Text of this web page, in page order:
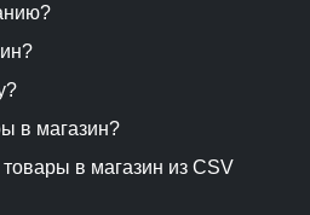
в магазин?
в магазин из CSV